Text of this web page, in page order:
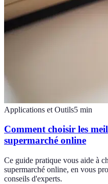
Applications et Outils5 min
Comment choisir les
supermarché online
Ce guide pratique vous aide à
supermarché online, en vous
conseils d'experts.